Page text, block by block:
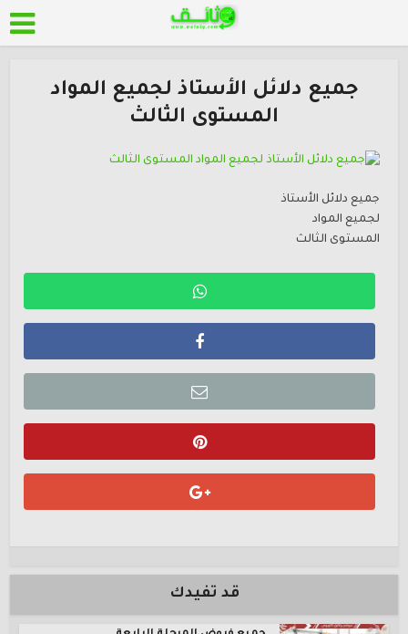
جميع دلائل الأستاذ لجميع المواد
المستوى الثالث
جميع دلائل الأستاذ
لجميع المواد
المستوى الثالث
قد تفيدك